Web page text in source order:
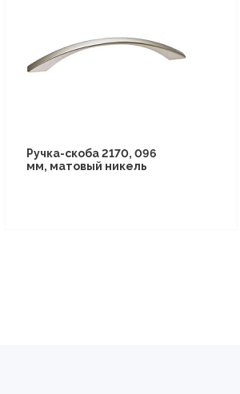
Ручка-скоба 2170, 096
мм, матовый никель